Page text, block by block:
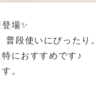
場✨
段使いにぴったり。
におすすめです♪
。